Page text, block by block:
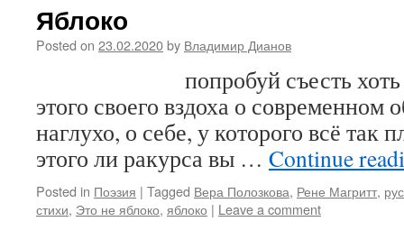
Яблоко
Posted on 23.02.2020by Владимир Дианов
попробуй съесть хоть
этого своего вздоха о современном
наглухо, о себе, у которого всё так
этого ли ракурса вы … Continue
Posted in Поэзия | Tagged Вера Полозкова, Рене Магритт,
стихи, Это не яблоко, яблоко | Leave a comment